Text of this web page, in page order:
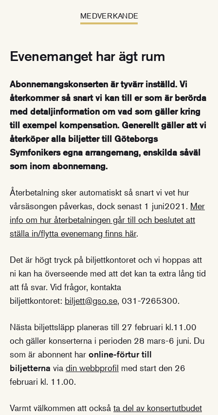
MEDVERKANDE
Evenemanget har ägt rum
Abonnemangskonserten är tyvärr inställd. Vi
återkommer så snart vi kan till er som är berörda
med detaljinformation om vad som gäller kring
till exempel kompensation. Generellt gäller att vi
återköper alla biljetter till Göteborgs
Symfonikers egna arrangemang, enskilda såväl
som inom abonnemang.
Återbetalning sker automatiskt så snart vi vet hur
vårsäsongen påverkas, dock senast 1 juni2021. Mer
info om hur återbetalningen går till och beslutet att
ställa in/flytta evenemang finns här.
Det är högt tryck på biljettkontoret och vi hoppas att
ni kan ha överseende med att det kan ta extra lång tid
att få svar. Vid frågor, kontakta
biljettkontoret: biljett@gso.se, 031-7265300.
Nästa biljettsläpp planeras till 27 februari kl.11.00
och gäller konserterna i perioden 28 mars-6 juni. Du
som är abonnent har online-förtur till
biljetterna via din webbprofil med start den 26
februari kl. 11.00.
Varmt välkommen att också ta del av konsertutbudet